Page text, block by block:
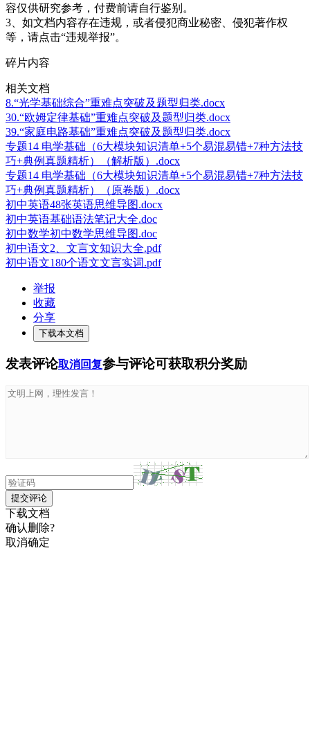
容仅供研究参考，付费前请自行鉴别。
3、如文档内容存在违规，或者侵犯商业秘密、侵犯著作权
等，请点击“违规举报”。
碎片内容
相关文档
8.“光学基础综合”重难点突破及题型归类.docx
30.“欧姆定律基础”重难点突破及题型归类.docx
39.“家庭电路基础”重难点突破及题型归类.docx
专题14 电学基础（6大模块知识清单+5个易混易错+7种方法技
巧+典例真题精析）（解析版）.docx
专题14 电学基础（6大模块知识清单+5个易混易错+7种方法技
巧+典例真题精析）（原卷版）.docx
初中英语48张英语思维导图.docx
初中英语基础语法笔记大全.doc
初中数学初中数学思维导图.doc
初中语文2、文言文知识大全.pdf
初中语文180个语文文言实词.pdf
举报
收藏
分享
下载本文档
发表评论取消回复参与评论可获取积分奖励
提交评论
下载文档
确认删除?
取消确定